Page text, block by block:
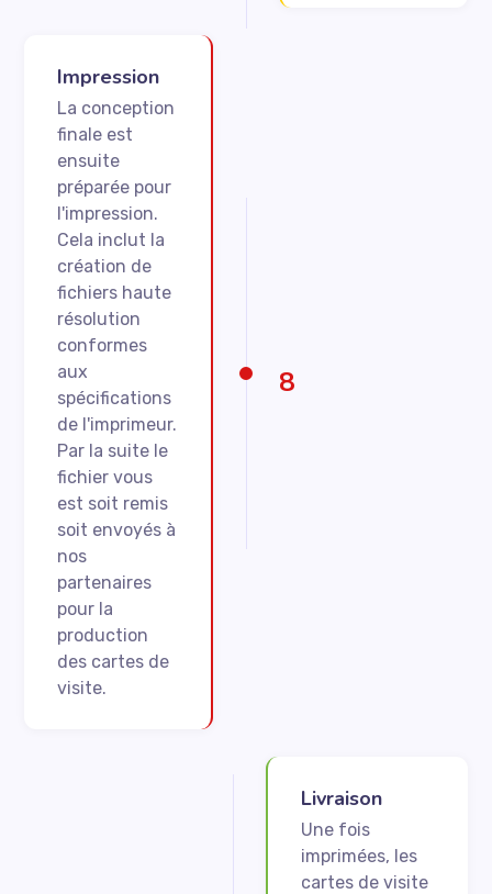
8
Impression
La conception
finale est
ensuite
préparée pour
l'impression.
Cela inclut la
création de
fichiers haute
résolution
conformes
aux
spécifications
de l'imprimeur.
Par la suite le
fichier vous
est soit remis
soit envoyés à
nos
partenaires
pour la
production
des cartes de
visite.
Livraison
Une fois
imprimées, les
cartes de visite